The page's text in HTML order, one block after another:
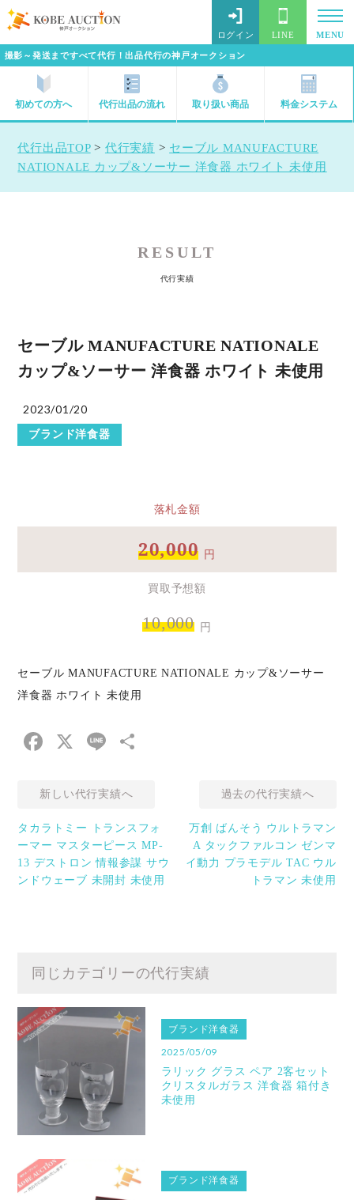
撮影～発送まですべて代行！出品代行の神戸オークション
ログイン LINE MENU
初めての方へ 代行出品の流れ 取り扱い商品 料金システム
代行出品TOP> 代行実績 > セーブル MANUFACTURE
NATIONALE カップ&ソーサー 洋食器 ホワイト 未使用
RESULT
代行実績
セーブル MANUFACTURE NATIONALE
カップ&ソーサー 洋食器 ホワイト 未使用
2023/01/20
ブランド洋食器
落札金額
20,000 円
買取予想額
10,000 円
セーブル MANUFACTURE NATIONALE カップ&ソーサー
洋食器 ホワイト 未使用
Facebook
X Line
新しい代行実績へ
タカラトミー トランスフォ
ーマー マスターピース MP-
13 デストロン 情報参謀 サウ
ンドウェーブ 未開封 未使用
過去の代行実績へ
万創 ばんそう ウルトラマン
A タックファルコン ゼンマ
イ動力 プラモデル TAC ウル
トラマン 未使用
同じカテゴリーの代行実績
ブランド洋食器
2025/05/09
ラリック グラス ペア 2客セット
クリスタルガラス 洋食器 箱付き
未使用
ブランド洋食器